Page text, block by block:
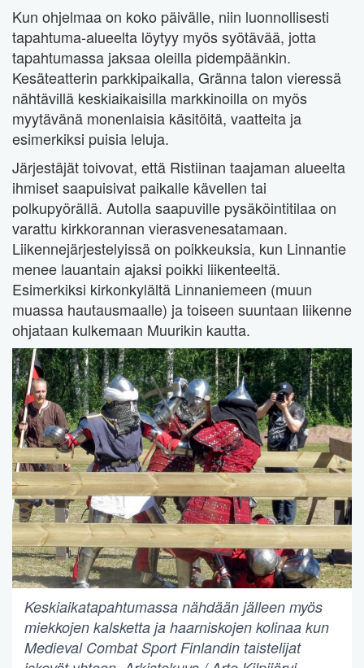
Kun ohjelmaa on koko päivälle, niin luonnollisesti
tapahtuma-alueelta löytyy myös syötävää, jotta
tapahtumassa jaksaa oleilla pidempäänkin.
Kesäteatterin parkkipaikalla, Gränna talon vieressä
nähtävillä keskiaikaisilla markkinoilla on myös
myytävänä monenlaisia käsitöitä, vaatteita ja
esimerkiksi puisia leluja.
Järjestäjät toivovat, että Ristiinan taajaman alueelta
ihmiset saapuisivat paikalle kävellen tai
polkupyörällä. Autolla saapuville pysäköintitilaa on
varattu kirkkorannan vierasvenesatamaan.
Liikennejärjestelyissä on poikkeuksia, kun Linnantie
menee lauantain ajaksi poikki liikenteeltä.
Esimerkiksi kirkonkylältä Linnaniemeen (muun
muassa hautausmaalle) ja toiseen suuntaan liikenne
ohjataan kulkemaan Muurikin kautta.
Keskiaikatapahtumassa nähdään jälleen myös
miekkojen kalsketta ja haarniskojen kolinaa kun
Medieval Combat Sport Finlandin taistelijat